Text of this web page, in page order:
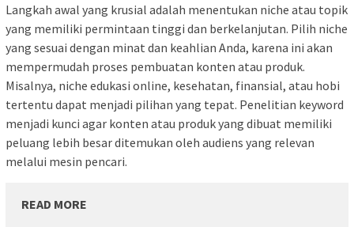
Langkah awal yang krusial adalah menentukan niche atau topik
yang memiliki permintaan tinggi dan berkelanjutan. Pilih niche
yang sesuai dengan minat dan keahlian Anda, karena ini akan
mempermudah proses pembuatan konten atau produk.
Misalnya, niche edukasi online, kesehatan, finansial, atau hobi
tertentu dapat menjadi pilihan yang tepat. Penelitian keyword
menjadi kunci agar konten atau produk yang dibuat memiliki
peluang lebih besar ditemukan oleh audiens yang relevan
melalui mesin pencari.
READ MORE